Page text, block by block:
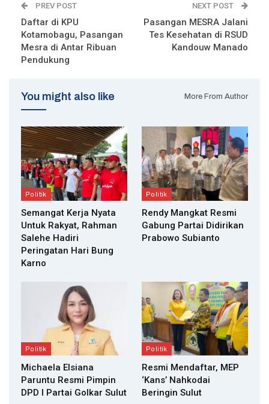
PREV POST
Daftar di KPU
Kotamobagu, Pasangan
Mesra di Antar Ribuan
Pendukung
NEXT POST
Pasangan MESRA Jalani
Tes Kesehatan di RSUD
Kandouw Manado
You might also like More From Author
Politik
Semangat Kerja Nyata
Untuk Rakyat, Rahman
Salehe Hadiri
Peringatan Hari Bung
Karno
Politik
Rendy Mangkat Resmi
Gabung Partai Didirikan
Prabowo Subianto
Politik
Michaela Elsiana
Paruntu Resmi Pimpin
DPD I Partai Golkar Sulut
Politik
Resmi Mendaftar, MEP
‘Kans’ Nahkodai
Beringin Sulut